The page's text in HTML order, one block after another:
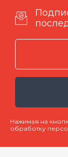
Нажимая на
обработку